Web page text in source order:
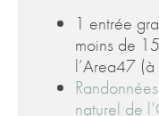
1 entrée
moins de
l’Area47
naturel de